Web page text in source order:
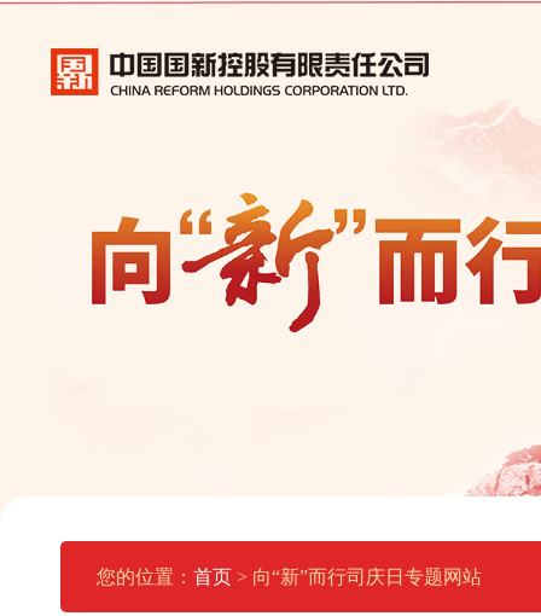
您的位置： 首页 > 向“新”而行司庆日专题网站